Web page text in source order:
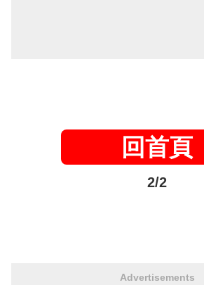
回首頁
2/2
Advertisements